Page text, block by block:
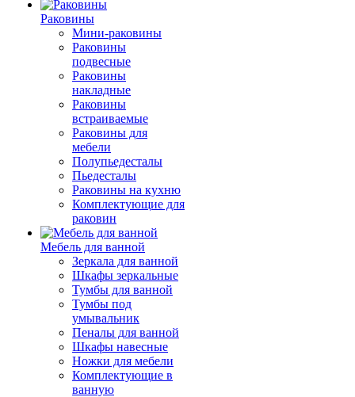
Раковины
Мини-раковины
Раковины
подвесные
Раковины
накладные
Раковины
встраиваемые
Раковины для
мебели
Полупьедесталы
Пьедесталы
Раковины на кухню
Комплектующие для
раковин
Мебель для ванной
Зеркала для ванной
Шкафы зеркальные
Тумбы для ванной
Тумбы под
умывальник
Пеналы для ванной
Шкафы навесные
Ножки для мебели
Комплектующие в
ванную